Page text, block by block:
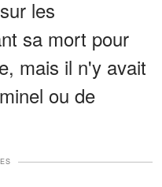
les
sa mort pour
mais il n'y avait
ou de